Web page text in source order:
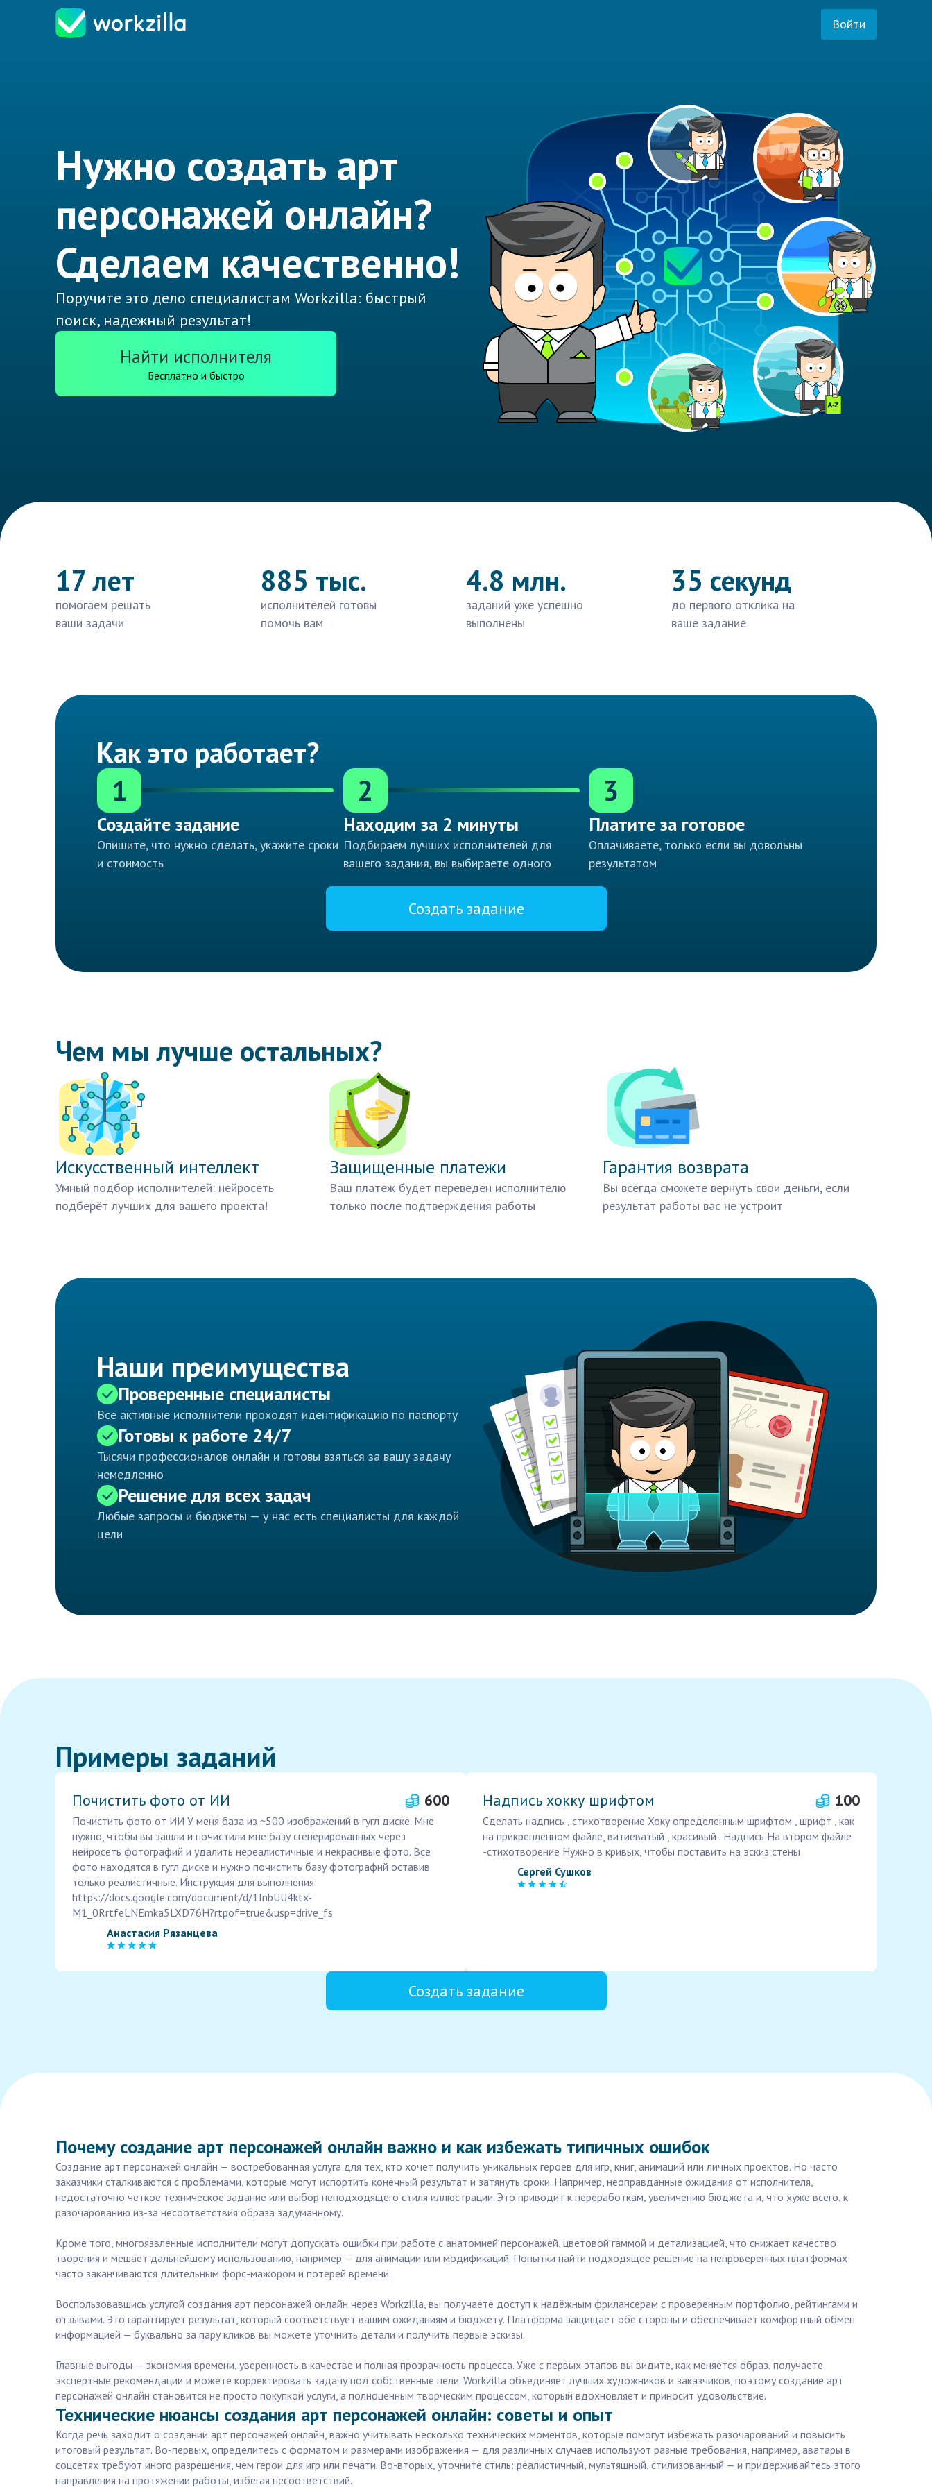
Войти
Нужно создать арт
персонажей онлайн?
Сделаем качественно!
Поручите это дело специалистам Workzilla: быстрый
поиск, надежный результат!
Найти исполнителя
Бесплатно и быстро
17 лет
помогаем решать
ваши задачи
885 тыс.
исполнителей готовы
помочь вам
4.8 млн.
заданий уже успешно
выполнены
35 секунд
до первого отклика на
ваше задание
Как это работает?
1
Создайте задание
Опишите, что нужно сделать, укажите сроки
и стоимость
2
Находим за 2 минуты
Подбираем лучших исполнителей для
вашего задания, вы выбираете одного
3
Платите за готовое
Оплачиваете, только если вы довольны
результатом
Создать задание
Чем мы лучше остальных?
Искусственный интеллект
Умный подбор исполнителей: нейросеть
подберёт лучших для вашего проекта!
Защищенные платежи
Ваш платеж будет переведен исполнителю
только после подтверждения работы
Гарантия возврата
Вы всегда сможете вернуть свои деньги, если
результат работы вас не устроит
Наши преимущества
Проверенные специалисты
Все активные исполнители проходят идентификацию по паспорту
Готовы к работе 24/7
Тысячи профессионалов онлайн и готовы взяться за вашу задачу
немедленно
Решение для всех задач
Любые запросы и бюджеты — у нас есть специалисты для каждой
цели
Примеры заданий
Почистить фото от ИИ 600
Почистить фото от ИИ У меня база из ~500 изображений в гугл диске. Мне
нужно, чтобы вы зашли и почистили мне базу сгенерированных через
нейросеть фотографий и удалить нереалистичные и некрасивые фото. Все
фото находятся в гугл диске и нужно почистить базу фотографий оставив
только реалистичные. Инструкция для выполнения:
https://docs.google.com/document/d/1InbUU4ktx-
M1_0RrtfeLNEmka5LXD76H?rtpof=true&usp=drive_fs
Анастасия Рязанцева
Надпись хокку шрифтом 100
Сделать надпись , стихотворение Хоку определенным шрифтом , шрифт , как
на прикрепленном файле, витиеватый , красивый . Надпись На втором файле
-стихотворение Нужно в кривых, чтобы поставить на эскиз стены
Сергей Сушков
Создать задание
Почему создание арт персонажей онлайн важно и как избежать типичных ошибок
Создание арт персонажей онлайн — востребованная услуга для тех, кто хочет получить уникальных героев для игр, книг, анимаций или личных проектов. Но часто
заказчики сталкиваются с проблемами, которые могут испортить конечный результат и затянуть сроки. Например, неоправданные ожидания от исполнителя,
недостаточно четкое техническое задание или выбор неподходящего стиля иллюстрации. Это приводит к переработкам, увеличению бюджета и, что хуже всего, к
разочарованию из-за несоответствия образа задуманному.
Кроме того, многоязвленные исполнители могут допускать ошибки при работе с анатомией персонажей, цветовой гаммой и детализацией, что снижает качество
творения и мешает дальнейшему использованию, например — для анимации или модификаций. Попытки найти подходящее решение на непроверенных платформах
часто заканчиваются длительным форс-мажором и потерей времени.
Воспользовавшись услугой создания арт персонажей онлайн через Workzilla, вы получаете доступ к надёжным фрилансерам с проверенным портфолио, рейтингами и
отзывами. Это гарантирует результат, который соответствует вашим ожиданиям и бюджету. Платформа защищает обе стороны и обеспечивает комфортный обмен
информацией — буквально за пару кликов вы можете уточнить детали и получить первые эскизы.
Главные выгоды — экономия времени, уверенность в качестве и полная прозрачность процесса. Уже с первых этапов вы видите, как меняется образ, получаете
экспертные рекомендации и можете корректировать задачу под собственные цели. Workzilla объединяет лучших художников и заказчиков, поэтому создание арт
персонажей онлайн становится не просто покупкой услуги, а полноценным творческим процессом, который вдохновляет и приносит удовольствие.
Технические нюансы создания арт персонажей онлайн: советы и опыт
Когда речь заходит о создании арт персонажей онлайн, важно учитывать несколько технических моментов, которые помогут избежать разочарований и повысить
итоговый результат. Во-первых, определитесь с форматом и размерами изображения — для различных случаев используют разные требования, например, аватары в
соцсетях требуют иного разрешения, чем герои для игр или печати. Во-вторых, уточните стиль: реалистичный, мультяшный, стилизованный — и придерживайтесь этого
направления на протяжении работы, избегая несоответствий.